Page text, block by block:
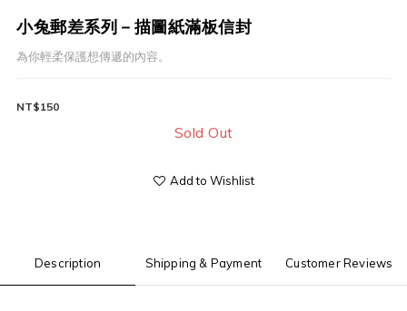
小兔郵差系列－描圖紙滿板信封
為你輕柔保護想傳遞的內容。
NT$150
Sold Out
Add to Wishlist
Description Shipping & Payment Customer Reviews